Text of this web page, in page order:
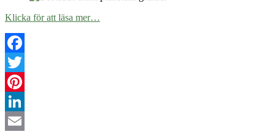
Klicka för att läsa mer…
Facebook
Twitter
Pinterest
LinkedIn